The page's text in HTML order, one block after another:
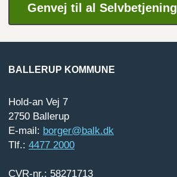
Genvej til al Selvbetjening
BALLERUP KOMMUNE
Hold-an Vej 7
2750 Ballerup
E-mail: borger@balk.dk
Tlf.: 4477 2000
CVR-nr.: 58271713